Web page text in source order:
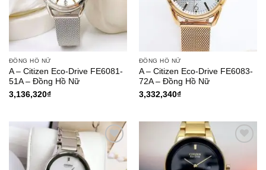
ĐỒNG HỒ NỮ
A – Citizen Eco-Drive FE6081-
51A – Đồng Hồ Nữ
3,136,320₫
ĐỒNG HỒ NỮ
A – Citizen Eco-Drive FE6083-
72A – Đồng Hồ Nữ
3,332,340₫
Add to
Wishlist